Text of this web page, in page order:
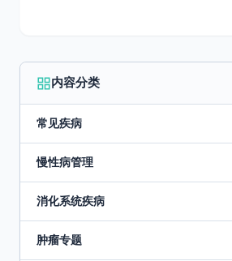
内容分类
常见疾病
慢性病管理
消化系统疾病
肿瘤专题